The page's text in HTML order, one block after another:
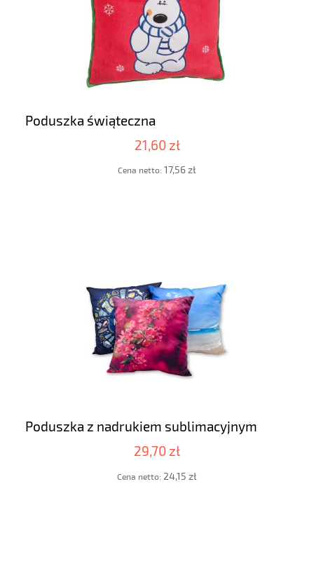
Poduszka świąteczna
21,60 zł
Cena netto: 17,56 zł
Poduszka z nadrukiem sublimacyjnym
29,70 zł
Cena netto: 24,15 zł